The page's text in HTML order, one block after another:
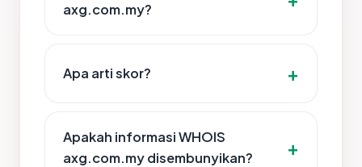
axg.com.my?
Apa arti skor?
Apakah informasi WHOIS
axg.com.my disembunyikan?